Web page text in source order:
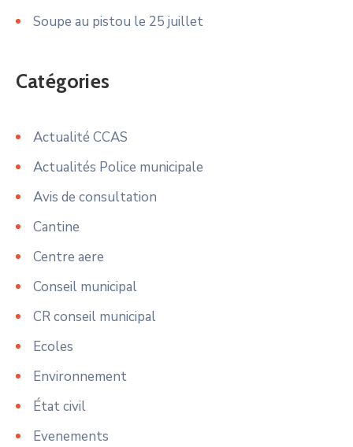
Soupe au pistou le 25 juillet
Catégories
Actualité CCAS
Actualités Police municipale
Avis de consultation
Cantine
Centre aere
Conseil municipal
CR conseil municipal
Ecoles
Environnement
État civil
Evenements